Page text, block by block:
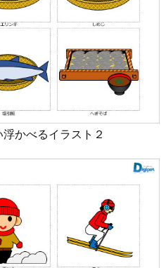
かべるイラスト２